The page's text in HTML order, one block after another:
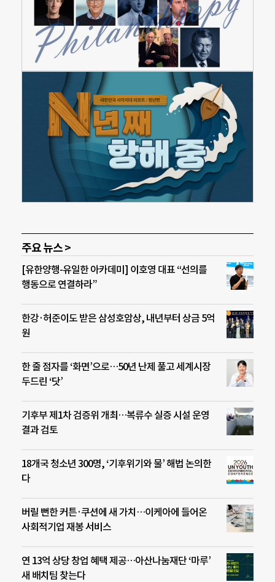
주요 뉴스 >
[유한양행-유일한 아카데미] 이호영 대표 “선의를
행동으로 연결하라”
한강·허준이도 받은 삼성호암상, 내년부터 상금 5억
원
한 줄 점자를 ‘화면’으로…50년 난제 풀고 세계시장
두드린 ‘닷’
기후부 제1차 검증위 개최…복류수 실증 시설 운영
결과 검토
18개국 청소년 300명, ‘기후위기와 물’ 해법 논의한
다
버릴 뻔한 커튼·쿠션에 새 가치…이케아에 들어온
사회적기업 재봉 서비스
연 13억 상당 창업 혜택 제공…아산나눔재단 ‘마루’
새 배치팀 찾는다